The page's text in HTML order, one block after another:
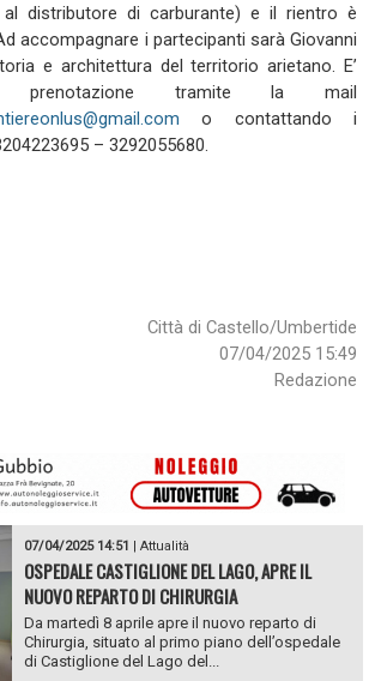
al distributore di carburante) e il rientro è
accompagnare i partecipanti sarà Giovanni
e architettura del territorio arietano. E’
prenotazione tramite la mail
o contattando i
– 3292055680.
Città di Castello/Umbertide
07/04/2025 15:49
Redazione
07/04/2025 14:51 Attualità
OSPEDALE CASTIGLIONE DEL LAGO, APRE IL
NUOVO REPARTO DI CHIRURGIA
Da martedì 8 aprile apre il nuovo reparto di
Chirurgia, situato al primo piano dell’ospedale
di Castiglione del Lago del...